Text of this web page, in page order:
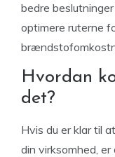
bedre
optimere ruterne
Hvordan
det?
Hvis du er klar til
din virksomhed,